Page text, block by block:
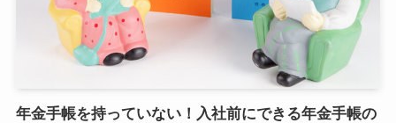
年金手帳を持っていない！入社前にできる年金手帳の